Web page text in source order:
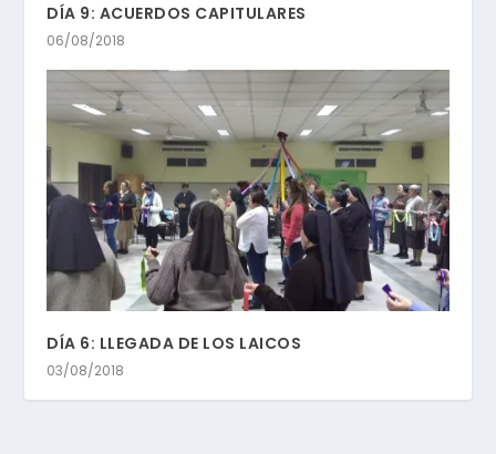
DÍA 9: ACUERDOS CAPITULARES
06/08/2018
DÍA 6: LLEGADA DE LOS LAICOS
03/08/2018